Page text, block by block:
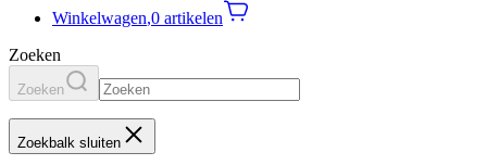
Winkelwagen,0 artikelen
Zoeken
Zoeken
Zoekbalk sluiten